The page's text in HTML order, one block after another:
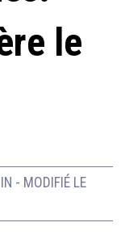
le
- MODIFIÉ LE